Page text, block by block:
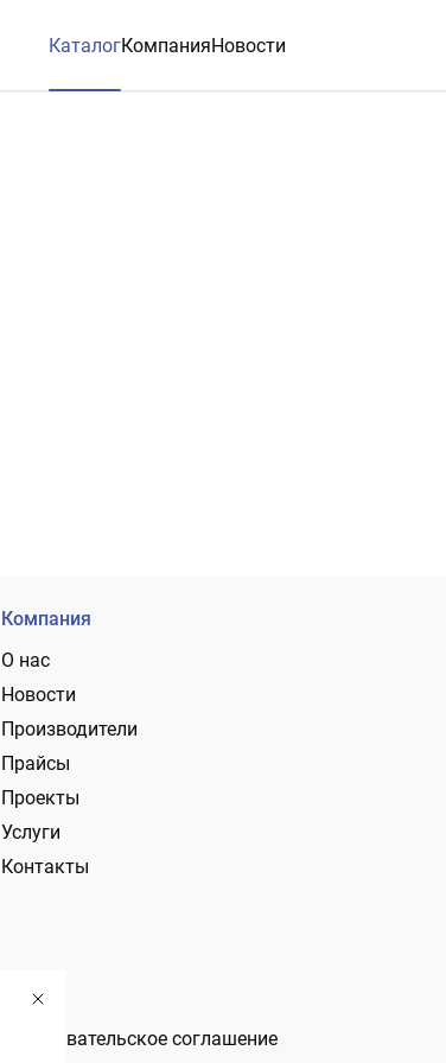
КаталогКомпанияНовости
Компания
О нас
Новости
Производители
Прайсы
Проекты
Услуги
Контакты
Пользовательское соглашение